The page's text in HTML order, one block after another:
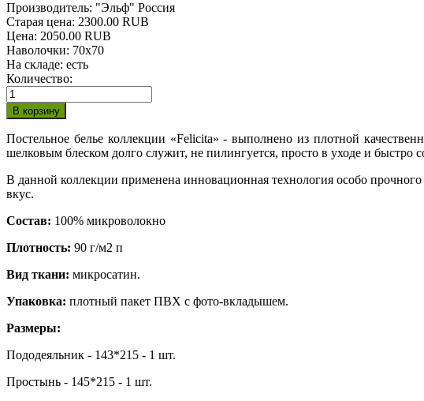
Производитель: "Эльф" Россия
Старая цена: 2300.00 RUB
Цена: 2050.00 RUB
Наволочки: 70х70
На складе: есть
Количество:
Постельное белье коллекции «Felicita» - выполнено из плотной
шелковым блеском долго служит, не пилингуется, просто в уходе и быстро
В данной коллекции применена инновационная технология особо
вкус.
Состав: 100% микроволокно
Плотность: 90 г/м2 п
Вид ткани: микросатин.
Упаковка: плотный пакет ПВХ с фото-вкладышем.
Размеры:
Пододеяльник - 143*215 - 1 шт.
Простынь - 145*215 - 1 шт.